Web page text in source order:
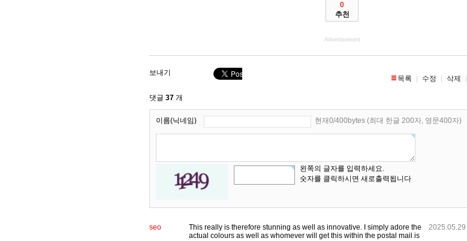
0
추천
Advertisement
보내기
목록 | 수정 | 삭제 |
댓글 37 개
이름(닉네임) 현재0/400bytes (최대 한글 200자, 영문400자)
왼쪽의 글자를 입력하세요.
숫자를 클릭하시면 새로출력됩니다
seo
This really is therefore stunning as well as innovative. I simply adore the
actual colours as well as whomever will get this within the postal mail is
2025.05.29